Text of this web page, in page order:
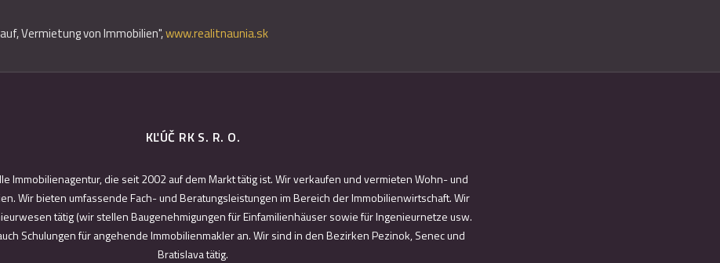
Vermietung von Immobilien",www.realitnaunia.sk
KĽÚČ RK S. R. O.
Immobilienagentur, die seit 2002 auf dem Markt tätig ist. Wir verkaufen und vermieten Wohn- und
Wir bieten umfassende Fach- und Beratungsleistungen im Bereich der Immobilienwirtschaft. Wir
tätig (wir stellen Baugenehmigungen für Einfamilienhäuser sowie für Ingenieurnetze usw.
Schulungen für angehende Immobilienmakler an. Wir sind in den Bezirken Pezinok, Senec und
Bratislava tätig.